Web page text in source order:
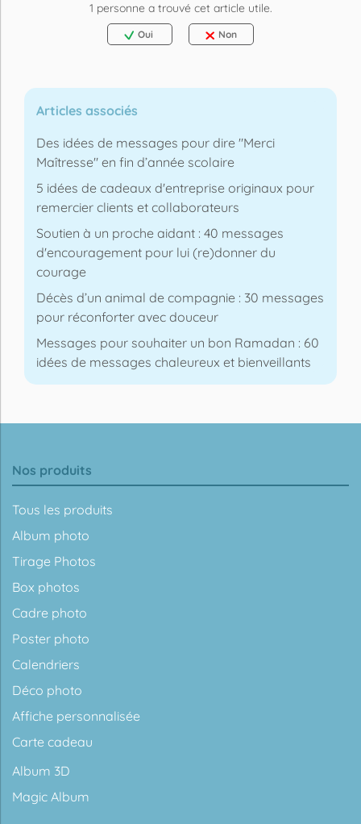
1 personne a trouvé cet article utile.
Oui Non
Articles associés
Des idées de messages pour dire "Merci
Maîtresse" en fin d’année scolaire
5 idées de cadeaux d'entreprise originaux pour
remercier clients et collaborateurs
Soutien à un proche aidant : 40 messages
d'encouragement pour lui (re)donner du
courage
Décès d’un animal de compagnie : 30 messages
pour réconforter avec douceur
Messages pour souhaiter un bon Ramadan : 60
idées de messages chaleureux et bienveillants
Nos produits
Tous les produits
Album photo
Tirage Photos
Box photos
Cadre photo
Poster photo
Calendriers
Déco photo
Affiche personnalisée
Carte cadeau
Album 3D
Magic Album